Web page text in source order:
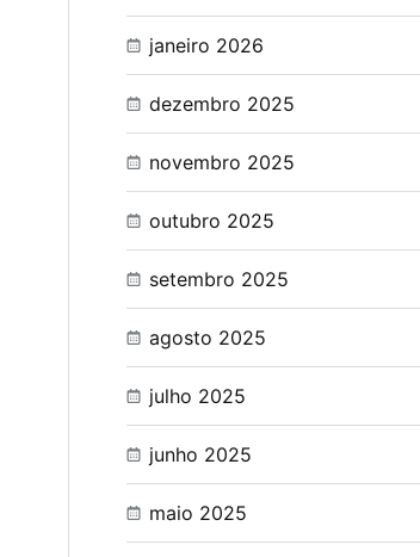
janeiro 2026
dezembro 2025
novembro 2025
outubro 2025
setembro 2025
agosto 2025
julho 2025
junho 2025
maio 2025